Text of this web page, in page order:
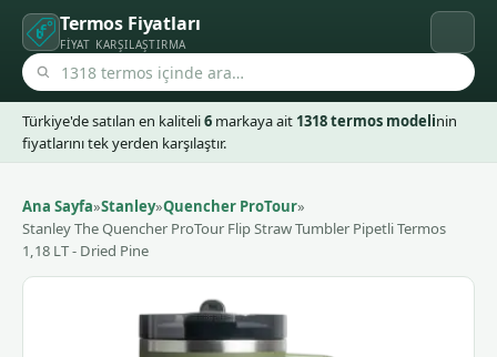
Termos Fiyatları
FIYAT KARŞILAŞTIRMA
Türkiye'de satılan en kaliteli6 markaya ait 1318 termos modelinin
fiyatlarını tek yerden karşılaştır.
Ana Sayfa»Stanley»Quencher ProTour»
Stanley The Quencher ProTour Flip Straw Tumbler Pipetli Termos
1,18 LT - Dried Pine